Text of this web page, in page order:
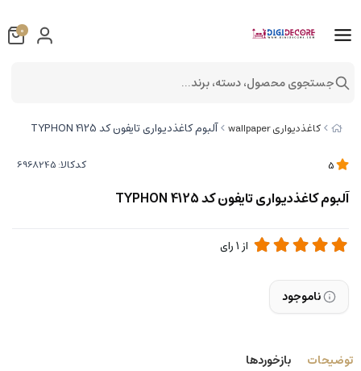
کاغذدیواری wallpaper آلبوم کاغذدیواری تایفون کد TYPHON 4125
کدکالا:
آلبوم کاغذدیواری تایفون کد TYPHON 4125
از 1رای
ناموجود
توضیحات بازخوردها
0
جستجوی محصول، دسته، برند...